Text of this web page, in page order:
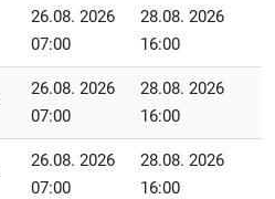
26.08. 2026
07:00
28.08. 2026
16:00
26.08. 2026
07:00
28.08. 2026
16:00
26.08. 2026
07:00
28.08. 2026
16:00